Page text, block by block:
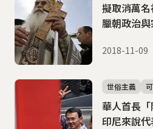
擬取消萬名
臘朝政治
2018-11-09
華人首長「
印尼來說代
世俗主義